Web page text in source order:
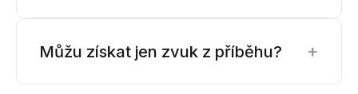
Můžu získat jen zvuk z příběhu? +